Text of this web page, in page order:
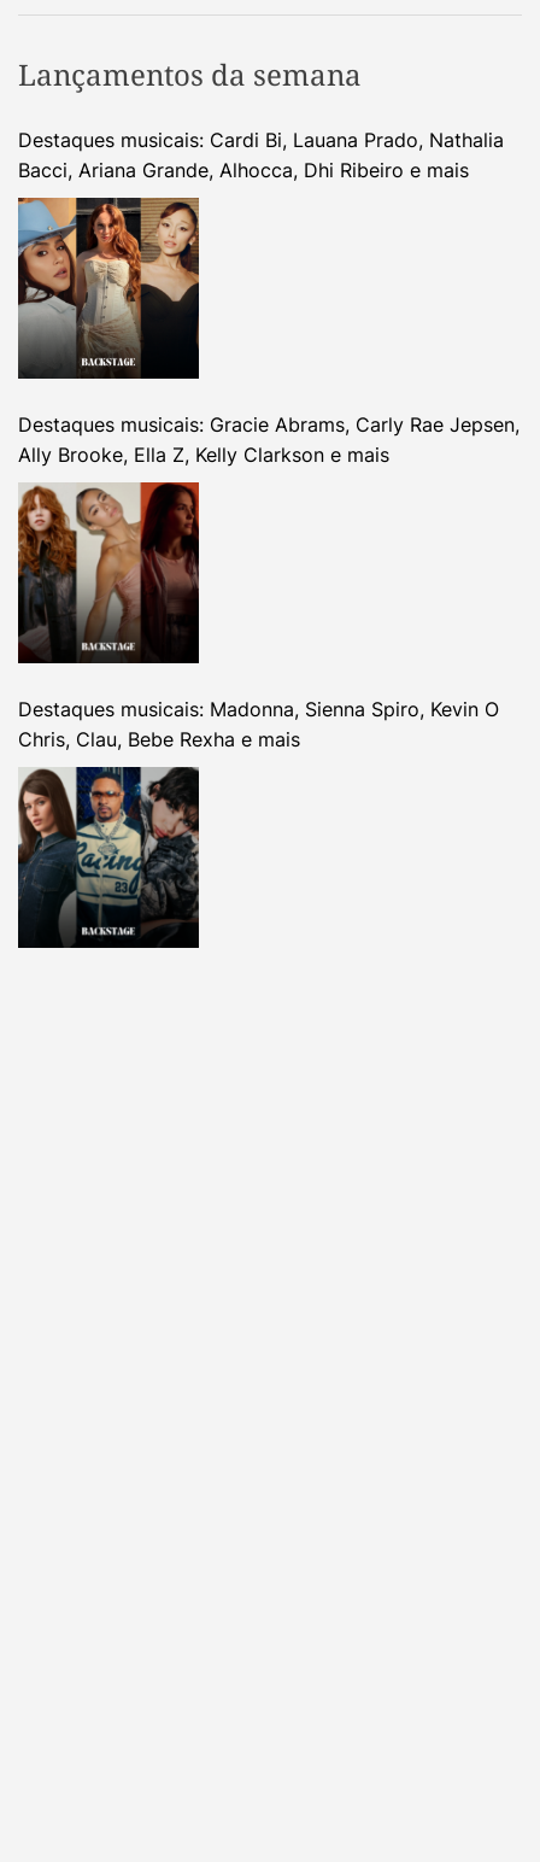
Lançamentos da semana
Destaques musicais: Cardi Bi, Lauana Prado, Nathalia
Bacci, Ariana Grande, Alhocca, Dhi Ribeiro e mais
Destaques musicais: Gracie Abrams, Carly Rae Jepsen,
Ally Brooke, Ella Z, Kelly Clarkson e mais
Destaques musicais: Madonna, Sienna Spiro, Kevin O
Chris, Clau, Bebe Rexha e mais